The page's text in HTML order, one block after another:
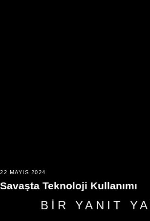
22 MAYIS 2024
Savaşta Teknoloji Kullanımı
BIR YANIT